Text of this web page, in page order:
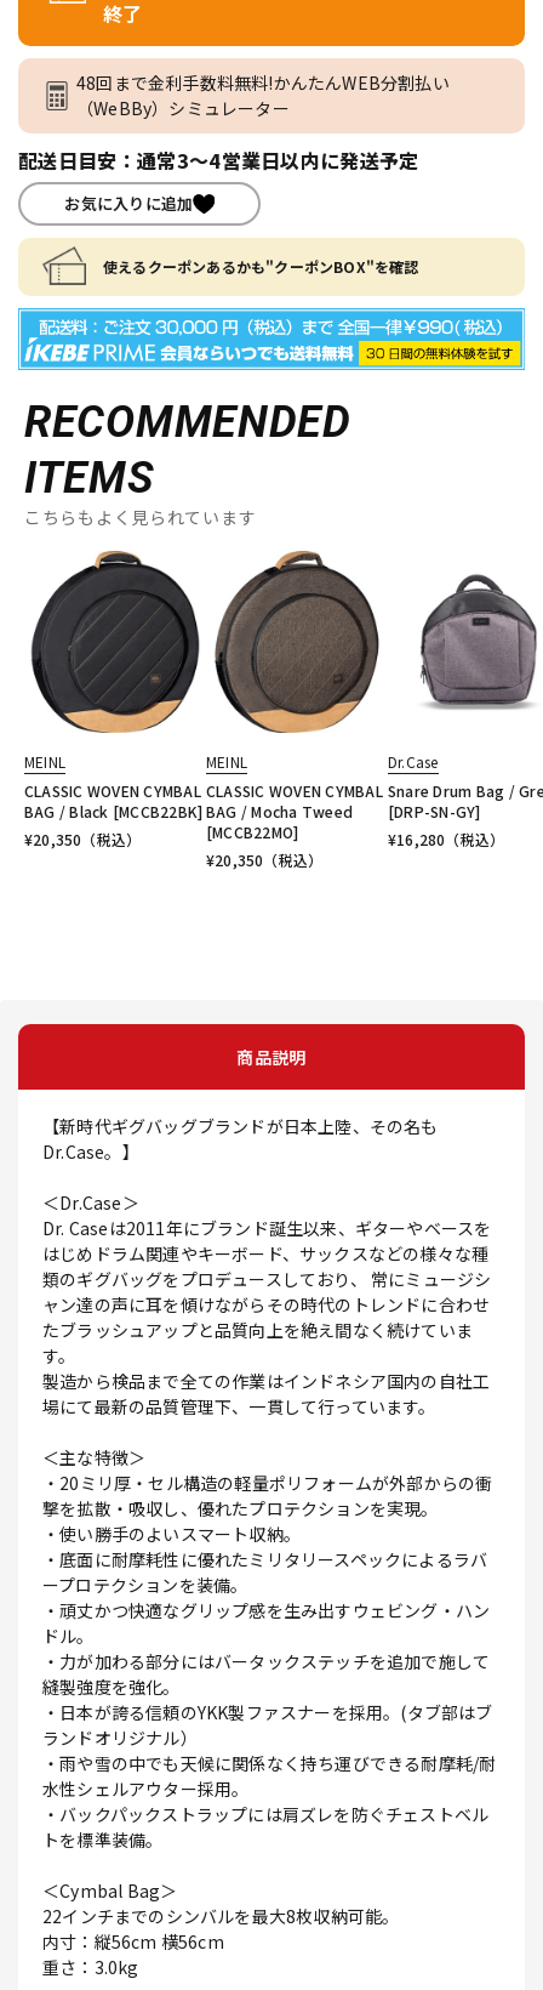
終了
48回まで金利手数料無料!かんたんWEB分割払い
（WeBBy）シミュレーター
配送日目安：通常3～4営業日以内に発送予定
お気に入りに追加
使えるクーポンあるかも"クーポンBOX"を確認
RECOMMENDED
ITEMS
こちらもよく見られています
MEINL
CLASSIC WOVEN CYMBAL
BAG / Black [MCCB22BK]
¥20,350 （税込）
MEINL
CLASSIC WOVEN CYMBAL
BAG / Mocha Tweed
[MCCB22MO]
¥20,350 （税込）
Dr.Case
Snare Drum Bag /
[DRP-SN-GY]
¥16,280 （税込）
商品説明
【新時代ギグバッグブランドが日本上陸、その名も
Dr.Case。】
＜Dr.Case＞
Dr. Caseは2011年にブランド誕生以来、ギターやベースを
はじめドラム関連やキーボード、サックスなどの様々な種
類のギグバッグをプロデュースしており、 常にミュージシ
ャン達の声に耳を傾けながらその時代のトレンドに合わせ
たブラッシュアップと品質向上を絶え間なく続けていま
す。
製造から検品まで全ての作業はインドネシア国内の自社工
場にて最新の品質管理下、一貫して行っています。
＜主な特徴＞
・20ミリ厚・セル構造の軽量ポリフォームが外部からの衝
撃を拡散・吸収し、優れたプロテクションを実現。
・使い勝手のよいスマート収納。
・底面に耐摩耗性に優れたミリタリースペックによるラバ
ープロテクションを装備。
・頑丈かつ快適なグリップ感を生み出すウェビング・ハン
ドル。
・力が加わる部分にはバータックステッチを追加で施して
縫製強度を強化。
・日本が誇る信頼のYKK製ファスナーを採用。(タブ部はブ
ランドオリジナル）
・雨や雪の中でも天候に関係なく持ち運びできる耐摩耗/耐
水性シェルアウター採用。
・バックパックストラップには肩ズレを防ぐチェストベル
トを標準装備。
＜Cymbal Bag＞
22インチまでのシンバルを最大8枚収納可能。
内寸：縦56cm 横56cm
重さ：3.0kg